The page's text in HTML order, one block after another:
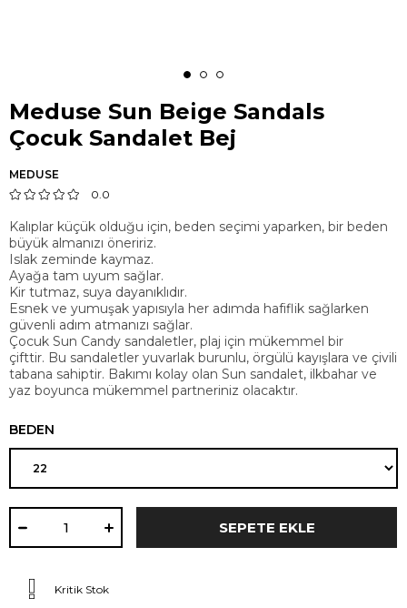
Meduse Sun Beige Sandals
Çocuk Sandalet Bej
MEDUSE
0.0
Kalıplar küçük olduğu için, beden seçimi yaparken, bir beden
büyük almanızı öneririz.
Islak zeminde kaymaz.
Ayağa tam uyum sağlar.
Kir tutmaz, suya dayanıklıdır.
Esnek ve yumuşak yapısıyla her adımda hafiflik sağlarken
güvenli adım atmanızı sağlar.
Çocuk Sun Candy sandaletler, plaj için mükemmel bir
çifttir. Bu sandaletler yuvarlak burunlu, örgülü kayışlara ve çivili
tabana sahiptir. Bakımı kolay olan Sun sandalet, ilkbahar ve
yaz boyunca mükemmel partneriniz olacaktır.
BEDEN
Kritik Stok